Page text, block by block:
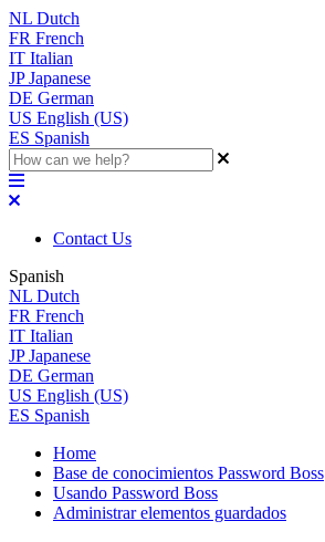
NL Dutch
FR French
IT Italian
JP Japanese
DE German
US English (US)
ES Spanish
Contact Us
Spanish
NL Dutch
FR French
IT Italian
JP Japanese
DE German
US English (US)
ES Spanish
Home
Base de conocimientos Password Boss
Usando Password Boss
Administrar elementos guardados